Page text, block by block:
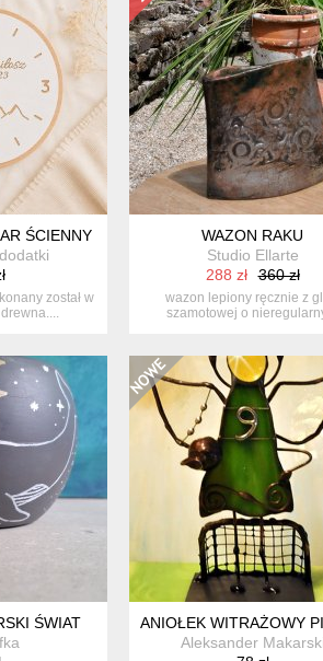
ŚCIENNY NA PREZENT ŚLUBNY, NA
został w
WAZON RAKU
Studio Ellarte
288 zł
360 zł
wazon lepiony ręcznie z
szamotowej o
ŚWIAT
ANIOŁEK WITRAŻOWY
Aleksander Makarski